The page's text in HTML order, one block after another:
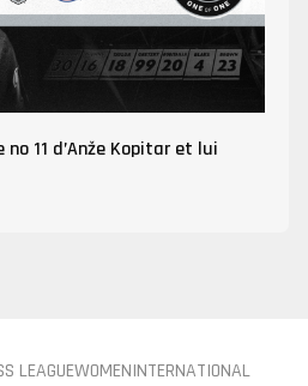
11 d’Anže Kopitar et lui
LEAGUEWOMENINTERNATIONAL